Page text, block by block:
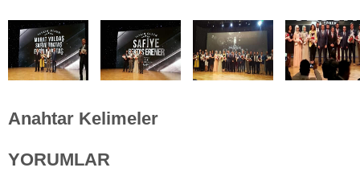
Anahtar Kelimeler
YORUMLAR